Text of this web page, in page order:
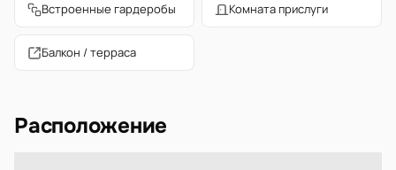
Встроенные гардеробы Комната прислуги
Балкон / терраса
Расположение